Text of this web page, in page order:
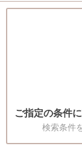
ご指定の条件
検索条件